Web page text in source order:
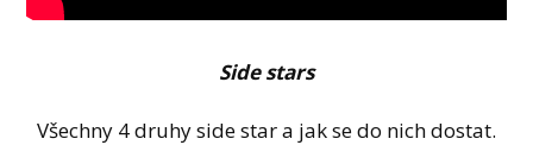
Side stars
Všechny 4 druhy side star a jak se do nich dostat.